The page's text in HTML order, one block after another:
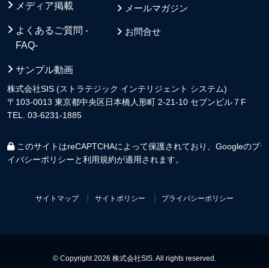
メディア掲載
よくあるご質問 -
FAQ-
サンプル動画
メールマガジン
お問合せ
株式会社SIS (ストラテジック インテリジェント システム)
〒103-0013 東京都中央区日本橋人形町 2-21-10 セブンビル７F
TEL. 03-6231-1885
このサイトはreCAPTCHAによって保護されており、Googleのプラ
イバシーポリシーと利用規約が適用されます。
サイトマップ サイトポリシー プライバシーポリシー
© Copyright 2026 株式会社SIS. All rights reserved.